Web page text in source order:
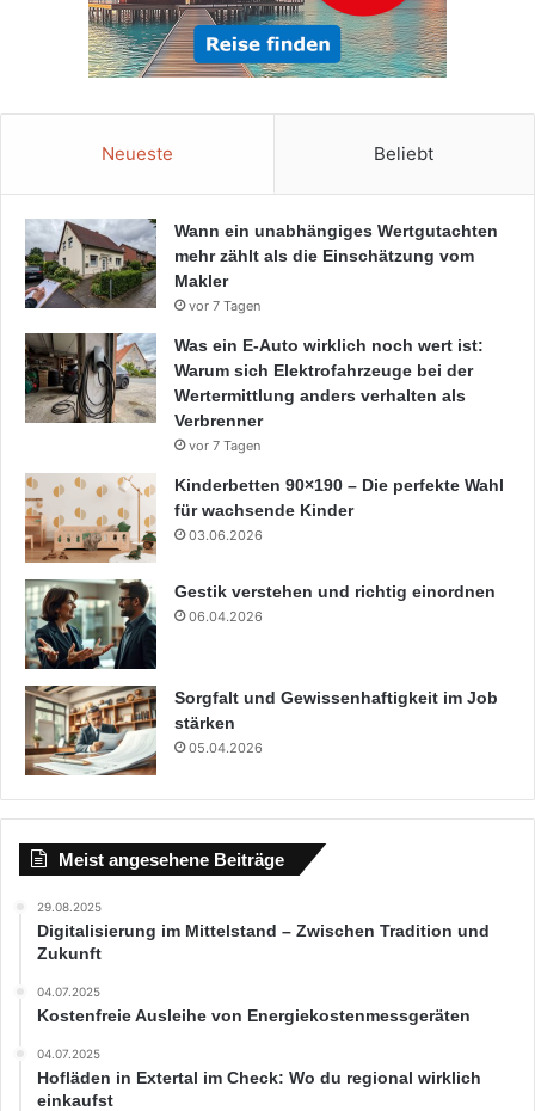
Neueste Beliebt
Wann ein unabhängiges Wertgutachten
mehr zählt als die Einschätzung vom
Makler
vor 7 Tagen
Was ein E-Auto wirklich noch wert ist:
Warum sich Elektrofahrzeuge bei der
Wertermittlung anders verhalten als
Verbrenner
vor 7 Tagen
Kinderbetten 90×190 – Die perfekte Wahl
für wachsende Kinder
03.06.2026
Gestik verstehen und richtig einordnen
06.04.2026
Sorgfalt und Gewissenhaftigkeit im Job
stärken
05.04.2026
Meist angesehene Beiträge
29.08.2025
Digitalisierung im Mittelstand – Zwischen Tradition und
Zukunft
04.07.2025
Kostenfreie Ausleihe von Energiekostenmessgeräten
04.07.2025
Hofläden in Extertal im Check: Wo du regional wirklich
einkaufst